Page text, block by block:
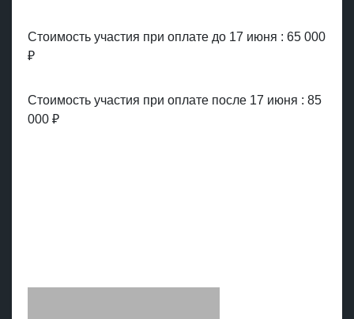
Стоимость участия при оплате до 17 июня : 65 000
₽
Стоимость участия при оплате после 17 июня : 85
000 ₽